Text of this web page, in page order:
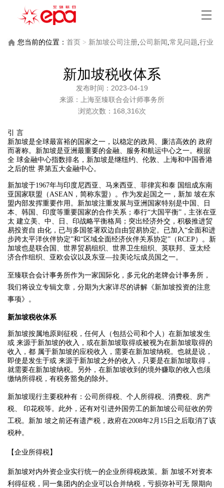
您当前的位置： 首页 > 新加坡公司注册,公司新闻 ,常见问题,行业
新加坡税收体系新加坡税收体系
发布时间：2023-04-19
来源：上海至臻联合会计师事务所
浏览次数：168,316次
引 言
新加坡是全球最富裕的国家之一，以稳定的政局、廉洁高效的 政府
而著称。新加坡是亚洲最重要的金融、服务和航运中心之一。根据
全 球金融中心指数排名，新加坡是继纽约、伦敦、上海和中国香港
之后的世 界第五大金融中心。
新加坡于1967年与印度尼西亚、马来西亚、菲律宾和泰 国组成东南
亚国家联盟（ASEAN，简称东盟）。作为发起国之一，新加 坡在东
盟内部发挥重要作用。新加坡注重发展与亚洲国家特别是中国、日
本、韩国、印度等重要国家的合作关系；奉行“大国平衡”，主张在亚
太 建立美、中、日、印战略平衡格局；突出经济外交，积极推进贸
易投资自 由化，已与多国签署双边自由贸易协定。已加入“全面和进
步跨太平洋伙伴协定”和“区域全面经济伙伴关系协定”（RCEP）。新
加坡也是联合国、世界贸易组织、世界卫生组织、英联邦、亚太经
济合作组织、亚欧会议以及东亚—拉美论坛成员国之一。
至臻联合会计事务所作为一家国际化，多元化的老牌会计事务所，
我们将设立专辑文章，分期为大家详尽的讲解《新加坡投资的注意
事项》。
新加坡税收体系
新加坡按属地原则征税，任何人（包括公司和个人）在新加坡发生
或 来源于新加坡的收入，或在新加坡取得或被视为在新加坡取得的
收入，都 属于新加坡的应税收入，需要在新加坡纳税。也就是说，
即使是发生于或 来源于新加坡之外的收入，只要是在新加坡取得，
就需要在新加坡纳税。另外，在新加坡收到的境外赚取的收入也须
缴纳所得税，有税务豁免的除外。
新加坡现行主要税种有：公司所得税、个人所得税、消费税、房产
税、 印花税等。此外，还有对引进外国劳工的新加坡公司征收的劳
工税。新加 坡之前还有遗产税，政府在2008年2月15日之后取消了该
税种。
【企业所得税】
新加坡对内外资企业实行统一的企业所得税政策。新 加坡不对资本
利得征税，同一集团内的企业可以合并纳税，亏损弥补可无 限期向